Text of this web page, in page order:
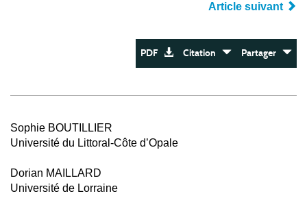
Article suivant
PDF Citation Partager
Sophie BOUTILLIER
Université du Littoral-Côte d’Opale
Dorian MAILLARD
Université de Lorraine